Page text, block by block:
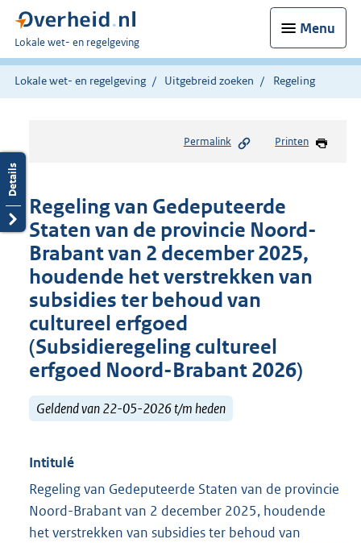
Menu
U
bent
hier:
Lokale wet- en regelgeving
Lokale wet- en regelgeving Uitgebreid zoeken Regeling
Permalink Printen
Regeling van Gedeputeerde
Staten van de provincie Noord-
Brabant van 2 december 2025,
houdende het verstrekken van
subsidies ter behoud van
cultureel erfgoed
(Subsidieregeling cultureel
erfgoed Noord-Brabant 2026)
Geldend van 22-05-2026 t/m heden
Intitulé
Regeling van Gedeputeerde Staten van de provincie
Noord-Brabant van 2 december 2025, houdende
het verstrekken van subsidies ter behoud van